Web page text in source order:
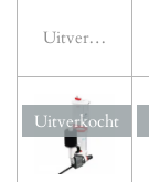
Uitverkocht
Uitverkocht